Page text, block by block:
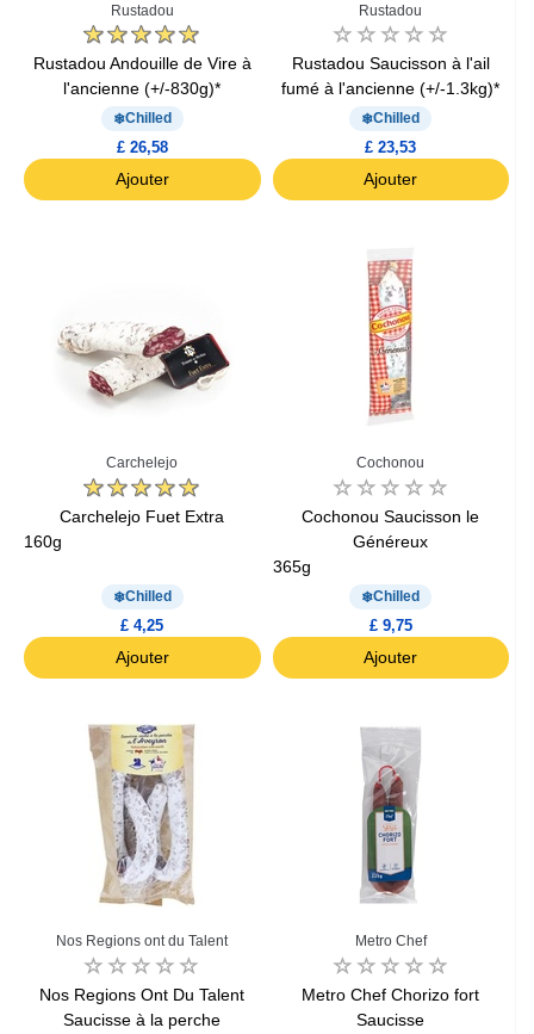
Rustadou
Rustadou Andouille de Vire à
l'ancienne (+/-830g)*
Chilled
£ 26,58
Ajouter
Rustadou
Rustadou Saucisson à l'ail
fumé à l'ancienne (+/-1.3kg)*
Chilled
£ 23,53
Ajouter
Carchelejo
Carchelejo Fuet Extra
160g
Chilled
£ 4,25
Ajouter
Cochonou
Cochonou Saucisson le
Généreux
365g
Chilled
£ 9,75
Ajouter
Nos Regions ont du Talent
Nos Regions Ont Du Talent
Saucisse à la perche
Metro Chef
Metro Chef Chorizo fort
Saucisse